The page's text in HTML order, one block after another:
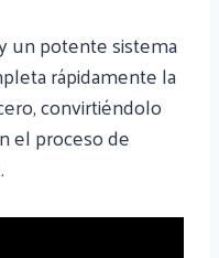
un potente sistema
rápidamente la
convirtiéndolo
el proceso de